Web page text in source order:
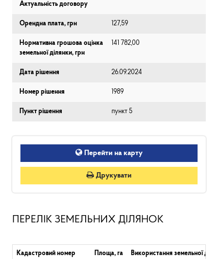
Актуальність договору
Орендна плата, грн 127,59
Нормативна грошова оцінка
земельної ділянки, грн
141 782,00
Дата рішення 26.09.2024
Номер рішення 1989
Пункт рішення пункт 5
Перейти на карту
Друкувати
ПЕРЕЛІК ЗЕМЕЛЬНИХ ДІЛЯНОК
Кадастровий номер Площа, га Використання земельної